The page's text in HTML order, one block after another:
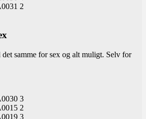
samme for sex og alt muligt. Selv for